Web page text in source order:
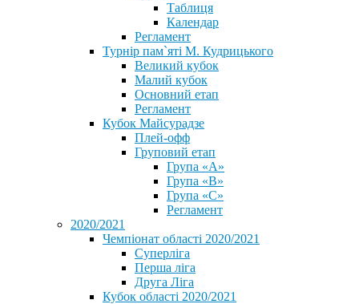
Таблиця
Календар
Регламент
Турнір пам`яті М. Кудрицького
Великий кубок
Малий кубок
Основний етап
Регламент
Кубок Майсурадзе
Плей-офф
Груповий етап
Група «А»
Група «B»
Група «C»
Регламент
2020/2021
Чемпіонат області 2020/2021
Суперліга
Перша ліга
Друга Ліга
Кубок області 2020/2021